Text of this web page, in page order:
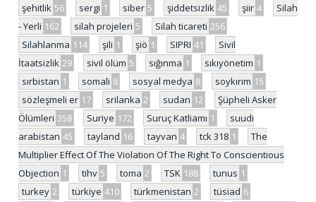
şehitlik 56 sergi 1 siber 5 şiddetsizlik 45 şiir 4
Silah
- Yerli 162 silah projeleri 5 Silah ticareti 256
Silahlanma 114 şili 1 şiö 1 SIPRI 41
Sivil
İtaatsizlik 29 sivil ölüm 5 sığınma 1 sıkıyönetim 1
sırbistan 1 somali 8 sosyal medya 8 soykırım 15
sözleşmeli er 17 srilanka 2 sudan 12
Şüpheli Asker
Ölümleri 358 Suriye 172 Suruç Katliamı 1
suudi
arabistan 45 tayland 16 tayvan 4 tck 318 1
The
Multiplier Effect Of The Violation Of The Right To Conscientious
Objection 1 tihv 5 toma 2 TSK 188 tunus 1
turkey 2 türkiye 410 türkmenistan 2 tüsiad 6